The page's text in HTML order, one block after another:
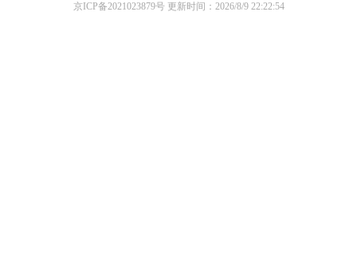
京ICP备2021023879号更新时间：2026/8/9 22:22:54